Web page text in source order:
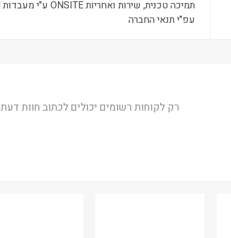
עפ"י תנאי החברה
רק לקוחות רשומים יכולים לכתוב חוות דעת